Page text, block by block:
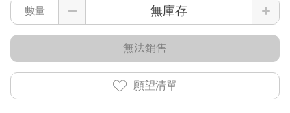
數量
無法銷售
願望清單